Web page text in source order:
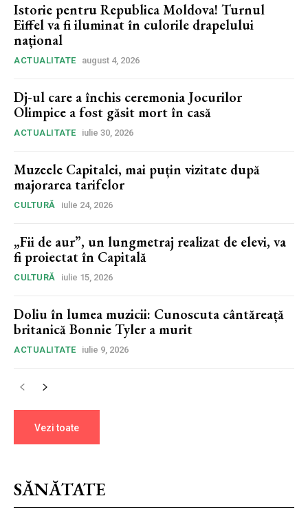
Istorie pentru Republica Moldova! Turnul
Eiffel va fi iluminat în culorile drapelului
național
ACTUALITATE august 4, 2026
Dj-ul care a închis ceremonia Jocurilor
Olimpice a fost găsit mort în casă
ACTUALITATE iulie 30, 2026
Muzeele Capitalei, mai puțin vizitate după
majorarea tarifelor
CULTURĂ iulie 24, 2026
„Fii de aur”, un lungmetraj realizat de elevi, va
fi proiectat în Capitală
CULTURĂ iulie 15, 2026
Doliu în lumea muzicii: Cunoscuta cântăreață
britanică Bonnie Tyler a murit
ACTUALITATE iulie 9, 2026
Vezi toate
SĂNĂTATE